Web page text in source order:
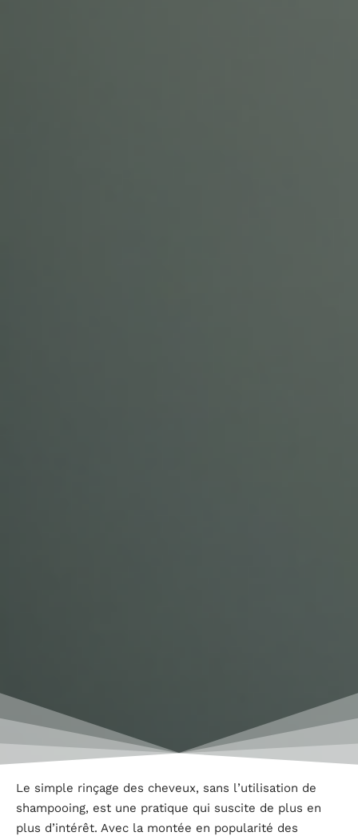
Le simple rinçage des cheveux, sans l’utilisation de
shampooing, est une pratique qui suscite de plus en
plus d’intérêt. Avec la montée en popularité des